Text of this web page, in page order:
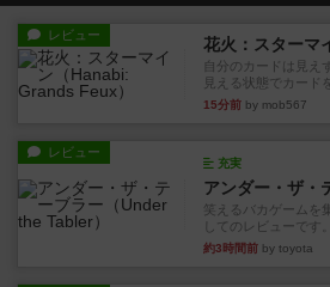
レビュー 花火：スターマ
自分のカードは見え
見える状態でカード
15分前 by mob567
レビュー
充実
アンダー・ザ・
笑えるバカゲームを
してのレビューです
約3時間前 by toyota